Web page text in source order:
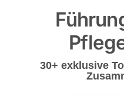
30+ exklusive